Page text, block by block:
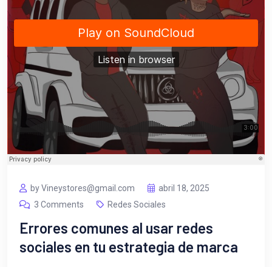
by Vineystores@gmail.com
abril 18, 2025
3 Comments
Redes Sociales
Errores comunes al usar redes
sociales en tu estrategia de marca